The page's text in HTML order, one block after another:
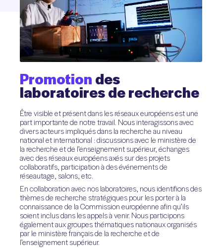
Promotiondes
laboratoiresderecherche
Être visible et présent dans les réseaux européens est une
part importante de notre travail. Nous interagissons avec
divers acteurs impliqués dans la recherche au niveau
national et international : discussions avec le ministère de
la recherche et de l’enseignement supérieur, échanges
avec des réseaux européens axés sur des projets
collaboratifs, participation à des événements de
réseautage, salons, etc.
En collaboration avec nos laboratoires, nous identifions des
thèmes de recherche stratégiques pour les porter à la
connaissance de la Commission européenne afin qu’ils
soient inclus dans les appels à venir. Nous participons
également aux groupes thématiques nationaux organisés
par le ministère français de la recherche et de
l’enseignement supérieur.